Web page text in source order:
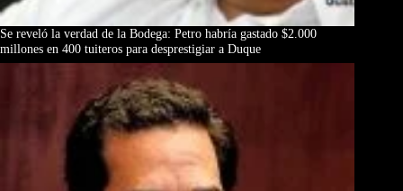
Se reveló la verdad de la Bodega: Petro habría gastado $2.000
millones en 400 tuiteros para desprestigiar a Duque